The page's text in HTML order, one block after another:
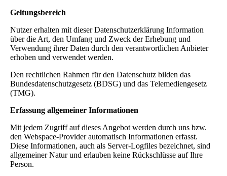
Geltungsbereich
Nutzer erhalten mit dieser Datenschutzerklärung Information
über die Art, den Umfang und Zweck der Erhebung und
Verwendung ihrer Daten durch den verantwortlichen Anbieter
erhoben und verwendet werden.
Den rechtlichen Rahmen für den Datenschutz bilden das
Bundesdatenschutzgesetz (BDSG) und das Telemediengesetz
(TMG).
Erfassung allgemeiner Informationen
Mit jedem Zugriff auf dieses Angebot werden durch uns bzw.
den Webspace-Provider automatisch Informationen erfasst.
Diese Informationen, auch als Server-Logfiles bezeichnet, sind
allgemeiner Natur und erlauben keine Rückschlüsse auf Ihre
Person.